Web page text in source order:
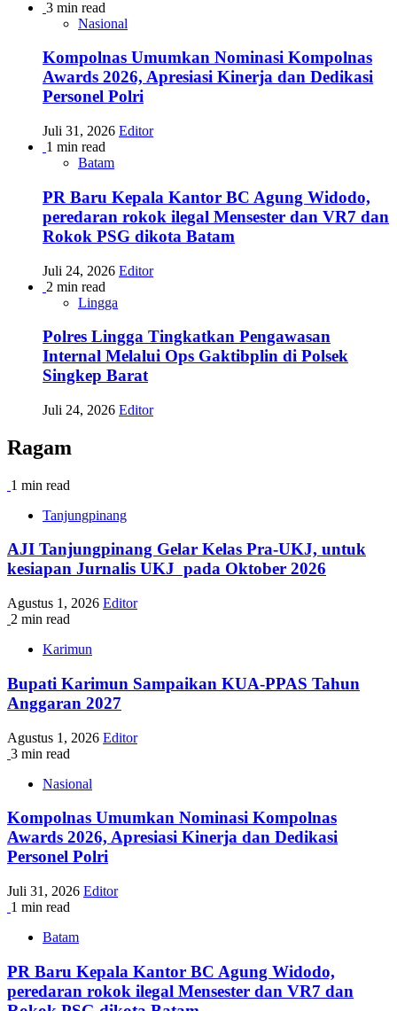
3 min read
Nasional
Kompolnas Umumkan Nominasi Kompolnas
Awards 2026, Apresiasi Kinerja dan Dedikasi
Personel Polri
Juli 31, 2026 Editor
1 min read
Batam
PR Baru Kepala Kantor BC Agung Widodo,
peredaran rokok ilegal Mensester dan VR7 dan
Rokok PSG dikota Batam
Juli 24, 2026 Editor
2 min read
Lingga
Polres Lingga Tingkatkan Pengawasan
Internal Melalui Ops Gaktibplin di Polsek
Singkep Barat
Juli 24, 2026 Editor
Ragam
1 min read
Tanjungpinang
AJI Tanjungpinang Gelar Kelas Pra-UKJ, untuk
kesiapan Jurnalis UKJ pada Oktober 2026
Agustus 1, 2026 Editor
2 min read
Karimun
Bupati Karimun Sampaikan KUA-PPAS Tahun
Anggaran 2027
Agustus 1, 2026 Editor
3 min read
Nasional
Kompolnas Umumkan Nominasi Kompolnas
Awards 2026, Apresiasi Kinerja dan Dedikasi
Personel Polri
Juli 31, 2026 Editor
1 min read
Batam
PR Baru Kepala Kantor BC Agung Widodo,
peredaran rokok ilegal Mensester dan VR7 dan